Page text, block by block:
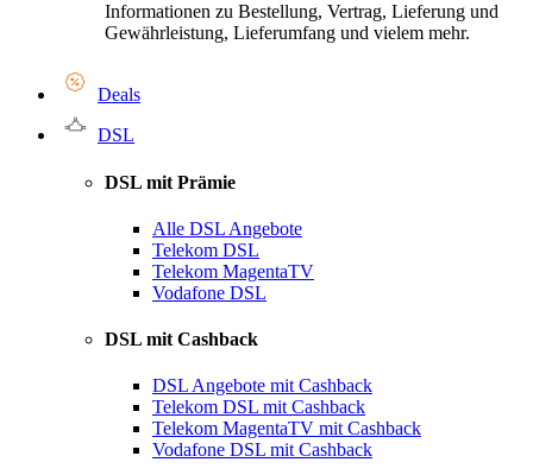
Informationen zu Bestellung, Vertrag, Lieferung und
Gewährleistung, Lieferumfang und vielem mehr.
Deals
DSL
DSL mit Prämie
Alle DSL Angebote
Telekom DSL
Telekom MagentaTV
Vodafone DSL
DSL mit Cashback
DSL Angebote mit Cashback
Telekom DSL mit Cashback
Telekom MagentaTV mit Cashback
Vodafone DSL mit Cashback